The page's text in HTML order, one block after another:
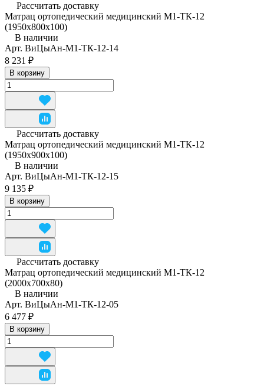
Рассчитать доставку
Матрац ортопедический медицинский М1-ТК-12
(1950x800x100)
В наличии
Арт. ВиЦыАн-М1-ТК-12-14
8 231 ₽
В корзину
Рассчитать доставку
Матрац ортопедический медицинский М1-ТК-12
(1950x900x100)
В наличии
Арт. ВиЦыАн-М1-ТК-12-15
9 135 ₽
В корзину
Рассчитать доставку
Матрац ортопедический медицинский М1-ТК-12
(2000x700x80)
В наличии
Арт. ВиЦыАн-М1-ТК-12-05
6 477 ₽
В корзину